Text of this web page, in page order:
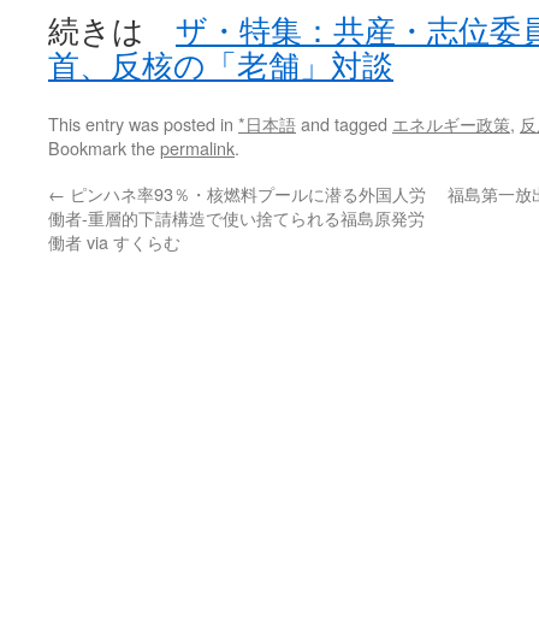
続きは ザ・特集：共産・志位委
首、反核の「老舗」対談
This entry was posted in *日本語and tagged エネルギー政策,
Bookmark thepermalink.
← ピンハネ率93％・核燃料プールに潜る外国人労
働者-重層的下請構造で使い捨てられる福島原発労
働者 via すくらむ
福島第一